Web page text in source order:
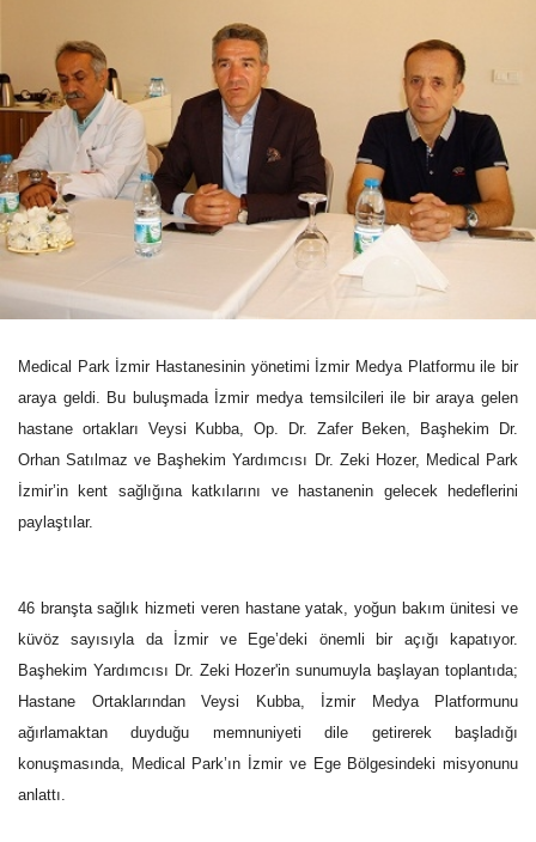
Medical Park İzmir Hastanesinin yönetimi İzmir Medya Platformu ile bir
araya geldi. Bu buluşmada İzmir medya temsilcileri ile bir araya gelen
hastane ortakları Veysi Kubba, Op. Dr. Zafer Beken, Başhekim Dr.
Orhan Satılmaz ve Başhekim Yardımcısı Dr. Zeki Hozer, Medical Park
İzmir’in kent sağlığına katkılarını ve hastanenin gelecek hedeflerini
paylaştılar.
46 branşta sağlık hizmeti veren hastane yatak, yoğun bakım ünitesi ve
küvöz sayısıyla da İzmir ve Ege’deki önemli bir açığı kapatıyor.
Başhekim Yardımcısı Dr. Zeki Hozer'in sunumuyla başlayan toplantıda;
Hastane Ortaklarından Veysi Kubba, İzmir Medya Platformunu
ağırlamaktan duyduğu memnuniyeti dile getirerek başladığı
konuşmasında, Medical Park’ın İzmir ve Ege Bölgesindeki misyonunu
anlattı.